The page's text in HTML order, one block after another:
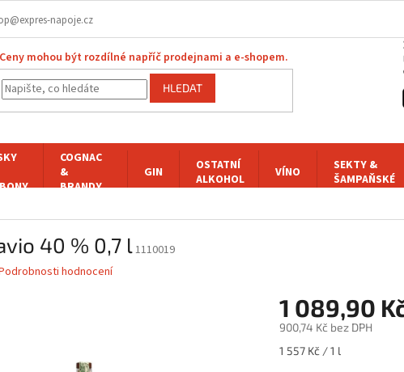
napoje.cz
Ceny mohou být rozdílné napříč prodejnami a e-shopem.
HLEDAT
COGNAC
&
BRANDY
GIN
OSTATNÍ
ALKOHOL
VÍNO
SEKTY &
ŠAMPAŇSKÉ
40 % 0,7 l1110019
hodnocení
1 089,90
900,74 Kč bez DPH
Měrná
1 557 Kč / 1 l